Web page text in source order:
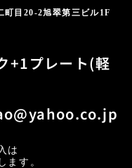
町目20‐2旭翠第三ビル1F
+1プレート(軽
は
ます。